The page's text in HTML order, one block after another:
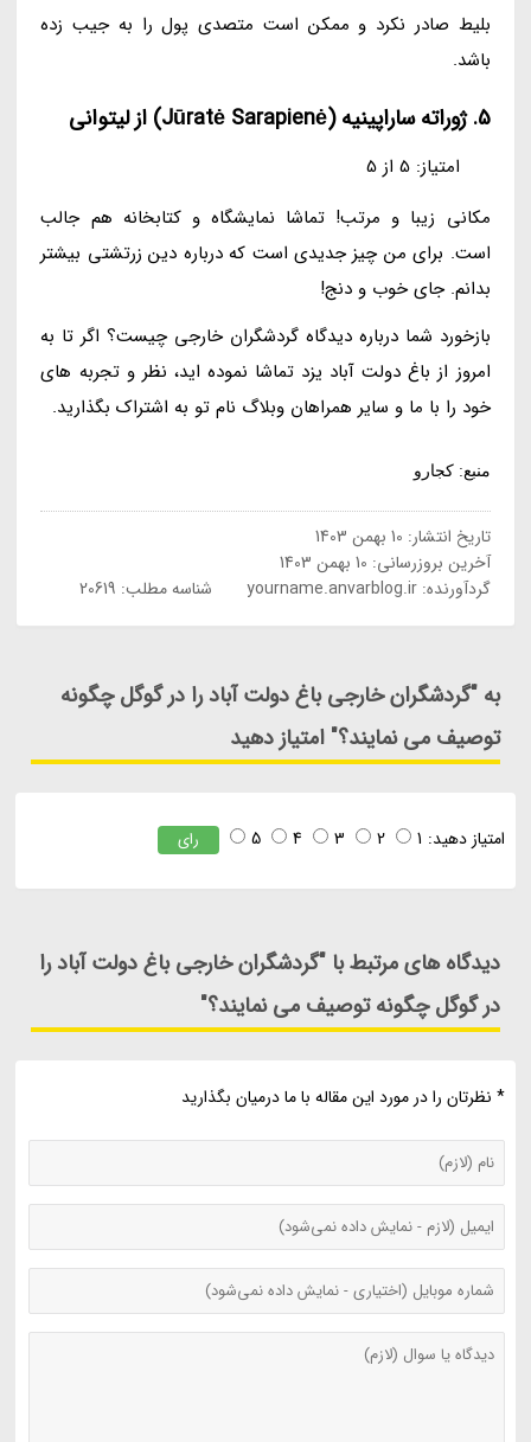
بلیط صادر نکرد و ممکن است متصدی پول را به جیب زده
باشد.
5. ژوراته ساراپینیه (Jūratė Sarapienė) از لیتوانی
امتیاز: 5 از 5
مکانی زیبا و مرتب! تماشا نمایشگاه و کتابخانه هم جالب
است. برای من چیز جدیدی است که درباره دین زرتشتی بیشتر
بدانم. جای خوب و دنج!
بازخورد شما درباره دیدگاه گردشگران خارجی چیست؟ اگر تا به
امروز از باغ دولت آباد یزد تماشا نموده اید، نظر و تجربه های
خود را با ما و سایر همراهان وبلاگ نام تو به اشتراک بگذارید.
منبع: کجارو
تاریخ انتشار: 10 بهمن 1403
آخرین بروزرسانی: 10 بهمن 1403
گردآورنده:yourname.anvarblog.ir شناسه مطلب: 20619
به "گردشگران خارجی باغ دولت آباد را در گوگل چگونه
توصیف می نمایند؟" امتیاز دهید
امتیاز دهید: 1
2
3
4
5 رای
دیدگاه های مرتبط با "گردشگران خارجی باغ دولت آباد را
در گوگل چگونه توصیف می نمایند؟"
* نظرتان را در مورد این مقاله با ما درمیان بگذارید